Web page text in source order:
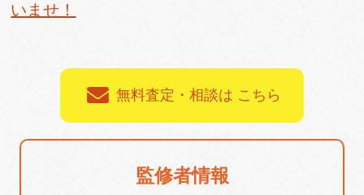
いませ！
無料査定・相談は こちら
監修者情報